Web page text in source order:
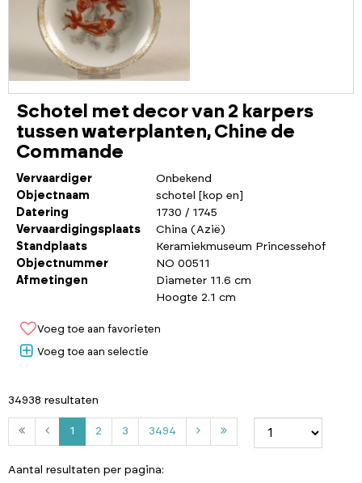
Schotel met decor van 2 karpers
tussen waterplanten, Chine de
Commande
Vervaardiger
Onbekend
Objectnaam
schotel [kop en]
Datering
1730 / 1745
Vervaardigingsplaats
China (Azië)
Standplaats
Keramiekmuseum Princessehof
Objectnummer
NO 00511
Afmetingen
Diameter 11.6 cm
Hoogte 2.1 cm
Voeg toe aan favorieten
Voeg toe aan selectie
34938 resultaten
1 2 3 3494
4
Aantal resultaten per pagina: